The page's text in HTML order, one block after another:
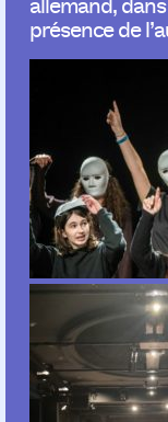
allemand,
présence de